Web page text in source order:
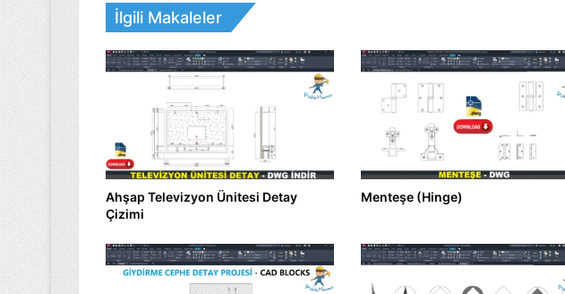
İlgili Makaleler
Ahşap Televizyon Ünitesi Detay
Çizimi
Menteşe (Hinge)